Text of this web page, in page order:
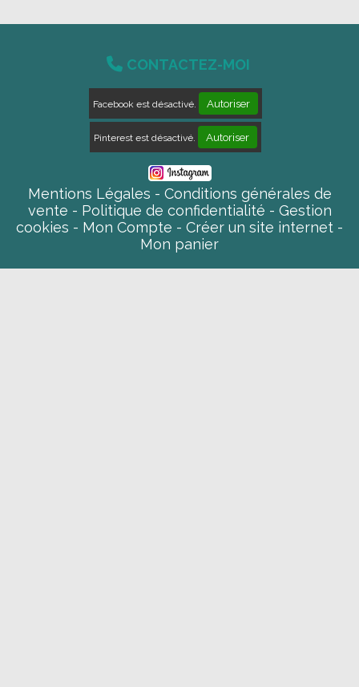
 CONTACTEZ-MOI
Facebook est désactivé. Autoriser
Pinterest est désactivé. Autoriser
Mentions Légales
Conditions générales de
vente
Politique de confidentialité
Gestion
cookies
Mon Compte
Créer un site internet
Mon panier